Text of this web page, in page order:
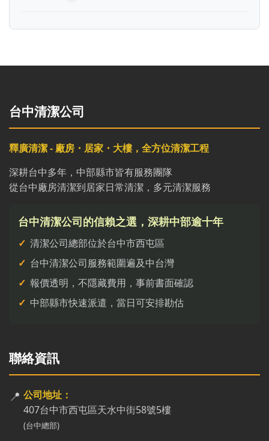
台中清潔公司
釋廣清潔 - 廠房・居家・大樓，全方位清潔工程
深耕台中多年，中部縣市皆有服務團隊
從台中廠房清潔到居家日常清潔，多元清潔服務
台中清潔公司的信賴之選，深耕中部逾十年
清潔公司總部位於台中市西屯區
台中清潔公司服務範圍遍及中台灣
報價透明，不隱藏費用，事前書面確認
中部縣市快速派遣，當日可安排勘估
聯絡資訊
📍 公司地址：
407台中市西屯區天水中街58號5樓
(台中總部)